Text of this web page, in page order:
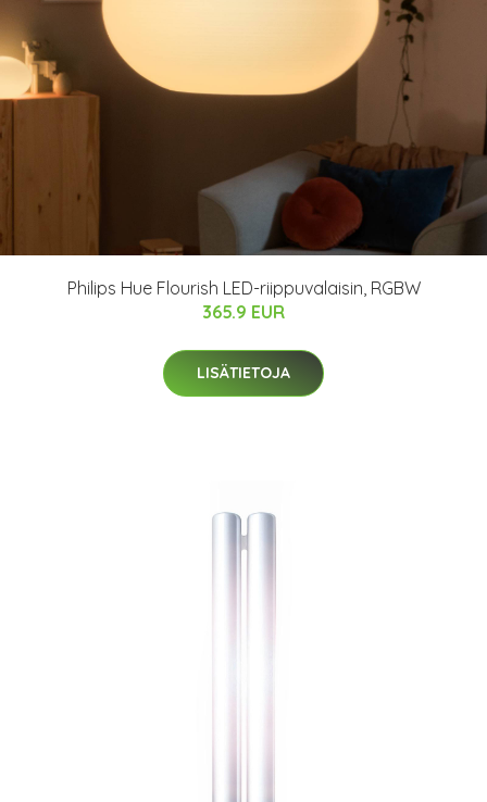
Philips Hue Flourish LED-riippuvalaisin, RGBW
365.9 EUR
LISÄTIETOJA